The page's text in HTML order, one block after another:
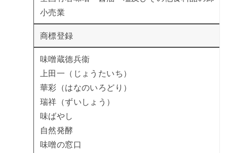
小売業
商標登録
味噌蔵德兵衞
上田一（じょうたいち）
華彩（はなのいろどり）
瑞祥（ずいしょう）
味ばやし
自然発酵
味噌の窓口